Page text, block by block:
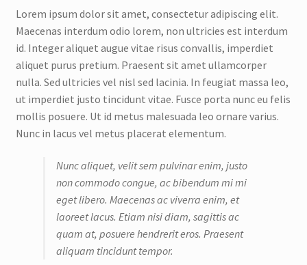
Lorem ipsum dolor sit amet, consectetur adipiscing elit.
Maecenas interdum odio lorem, non ultricies est interdum
id. Integer aliquet augue vitae risus convallis, imperdiet
aliquet purus pretium. Praesent sit amet ullamcorper
nulla. Sed ultricies vel nisl sed lacinia. In feugiat massa leo,
ut imperdiet justo tincidunt vitae. Fusce porta nunc eu felis
mollis posuere. Ut id metus malesuada leo ornare varius.
Nunc in lacus vel metus placerat elementum.
Nunc aliquet, velit sem pulvinar enim, justo
non commodo congue, ac bibendum mi mi
eget libero. Maecenas ac viverra enim, et
laoreet lacus. Etiam nisi diam, sagittis ac
quam at, posuere hendrerit eros. Praesent
aliquam tincidunt tempor.